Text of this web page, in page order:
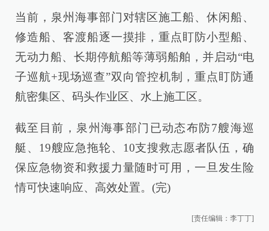
当前，泉州海事部门对辖区施工船、休闲船、
修造船、客渡船逐一摸排，重点盯防小型船、
无动力船、长期停航船等薄弱船舶，并启动“电
子巡航+现场巡查”双向管控机制，重点盯防通
航密集区、码头作业区、水上施工区。
截至目前，泉州海事部门已动态布防7艘海巡
艇、19艘应急拖轮、10支搜救志愿者队伍，确
保应急物资和救援力量随时可用，一旦发生险
情可快速响应、高效处置。(完)
[责任编辑：李丁丁]